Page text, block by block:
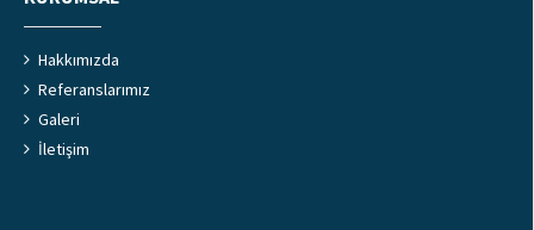
Hakkımızda
Referanslarımız
Galeri
İletişim